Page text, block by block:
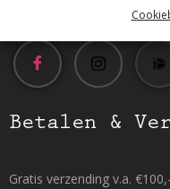
Betalen &
Gratis verzending v.a.